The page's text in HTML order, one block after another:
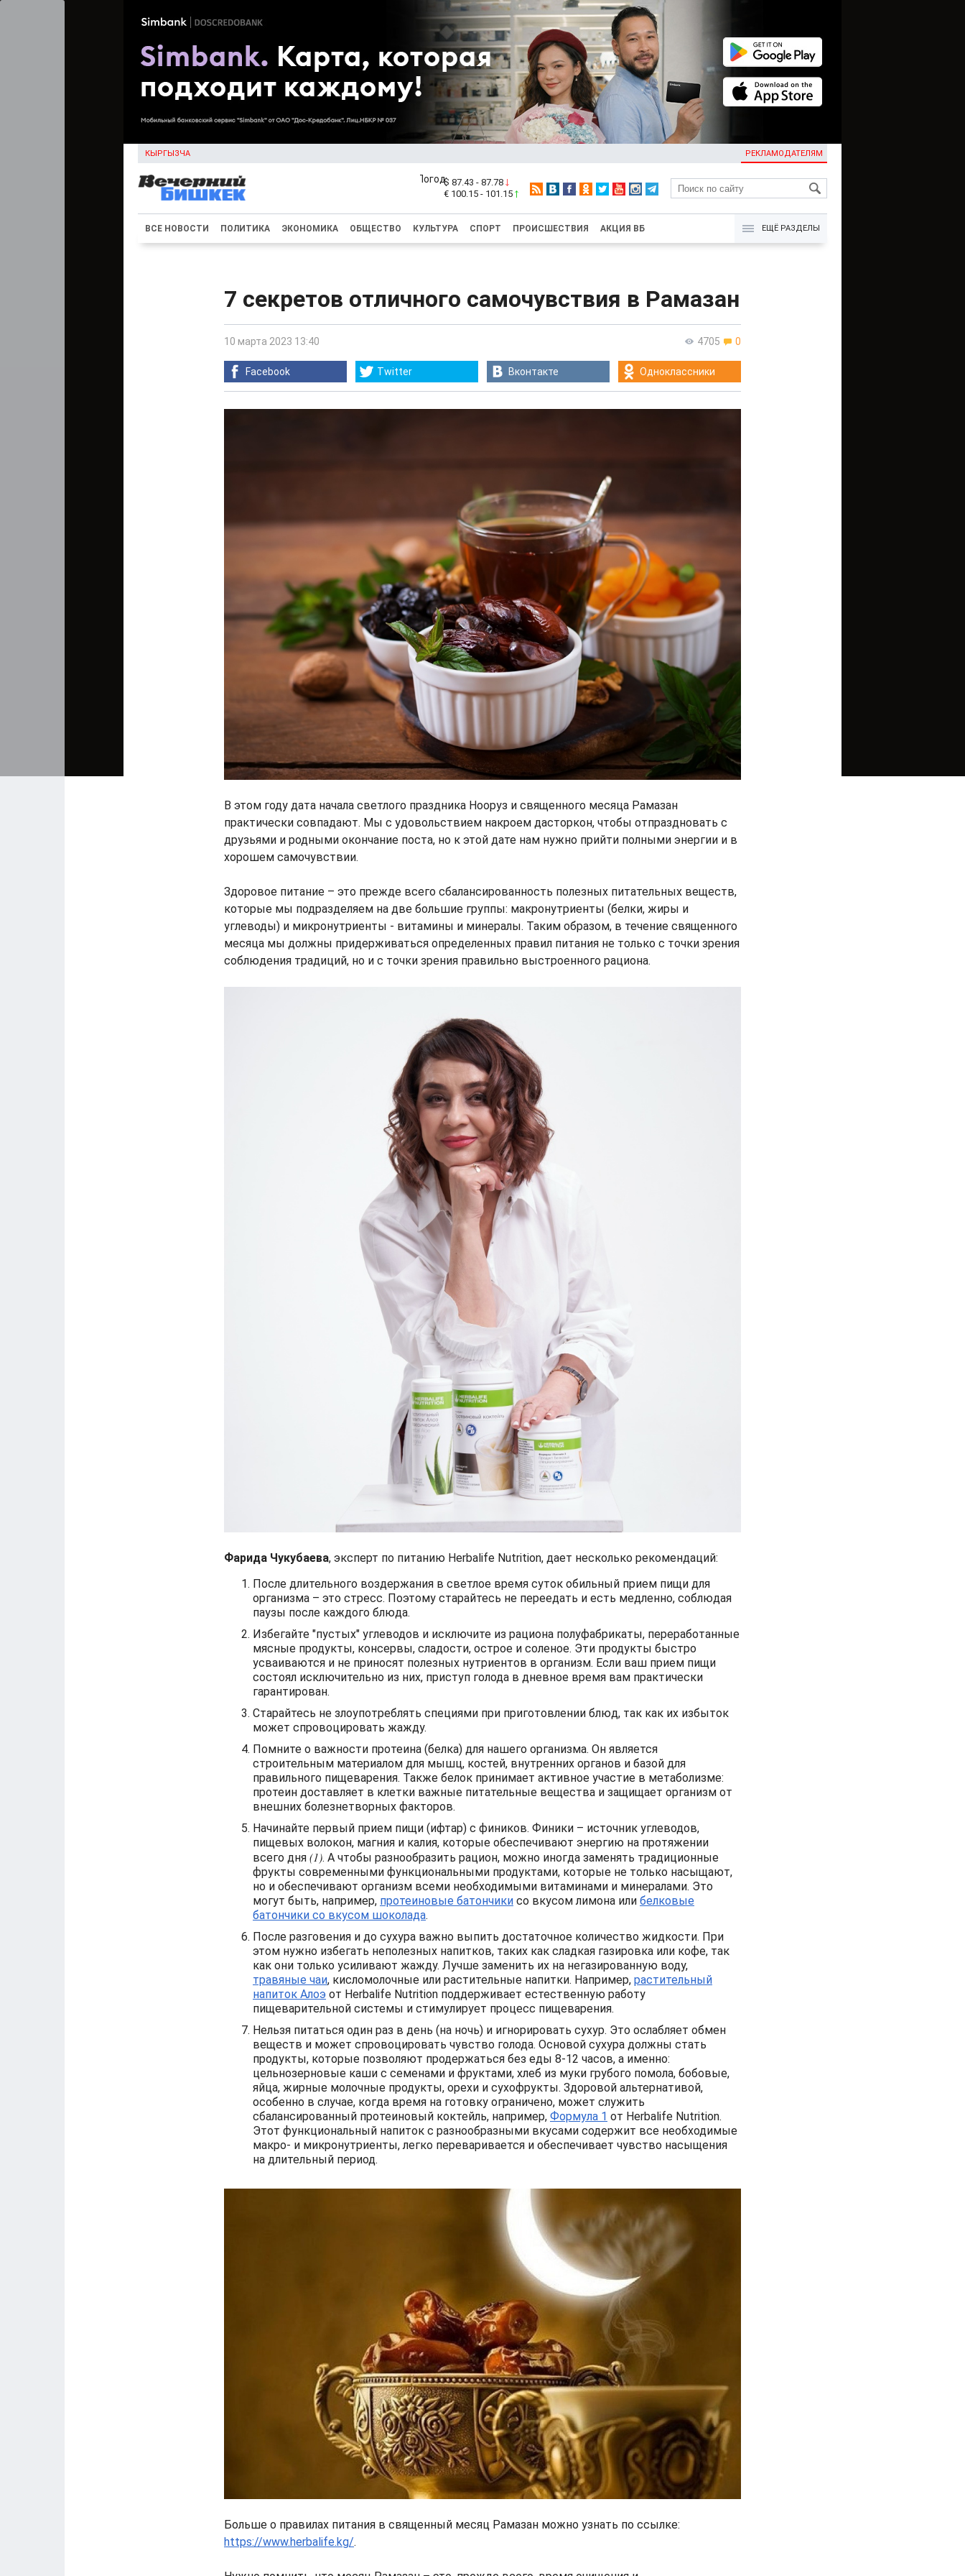
КЫРГЫЗЧА РЕКЛАМОДАТЕЛЯМ
KG
$ 87.43 - 87.78
€ 100.15 - 101.15
ВСЕ НОВОСТИ ПОЛИТИКА ЭКОНОМИКА ОБЩЕСТВО КУЛЬТУРА СПОРТ ПРОИСШЕСТВИЯ АКЦИЯ ВБ ЕЩЁ РАЗДЕЛЫ
7 секретов отличного самочувствия в Рамазан
4705 0
10 марта 2023 13:40
Facebook Twitter Вконтакте Одноклассники
В этом году дата начала светлого праздника Нооруз и священного месяца Рамазан
практически совпадают. Мы с удовольствием накроем дасторкон, чтобы отпраздновать с
друзьями и родными окончание поста, но к этой дате нам нужно прийти полными энергии и в
хорошем самочувствии.
Здоровое питание – это прежде всего сбалансированность полезных питательных веществ,
которые мы подразделяем на две большие группы: макронутриенты (белки, жиры и
углеводы) и микронутриенты - витамины и минералы. Таким образом, в течение священного
месяца мы должны придерживаться определенных правил питания не только с точки зрения
соблюдения традиций, но и с точки зрения правильно выстроенного рациона.
Фарида Чукубаева, эксперт по питанию Herbalife Nutrition, дает несколько рекомендаций:
После длительного воздержания в светлое время суток обильный прием пищи для
организма – это стресс. Поэтому старайтесь не переедать и есть медленно, соблюдая
паузы после каждого блюда.
Избегайте "пустых" углеводов и исключите из рациона полуфабрикаты, переработанные
мясные продукты, консервы, сладости, острое и соленое. Эти продукты быстро
усваиваются и не приносят полезных нутриентов в организм. Если ваш прием пищи
состоял исключительно из них, приступ голода в дневное время вам практически
гарантирован.
Старайтесь не злоупотреблять специями при приготовлении блюд, так как их избыток
может спровоцировать жажду.
Помните о важности протеина (белка) для нашего организма. Он является
строительным материалом для мышц, костей, внутренних органов и базой для
правильного пищеварения. Также белок принимает активное участие в метаболизме:
протеин доставляет в клетки важные питательные вещества и защищает организм от
внешних болезнетворных факторов.
Начинайте первый прием пищи (ифтар) с фиников. Финики – источник углеводов,
пищевых волокон, магния и калия, которые обеспечивают энергию на протяжении
всего дня (1). А чтобы разнообразить рацион, можно иногда заменять традиционные
фрукты современными функциональными продуктами, которые не только насыщают,
но и обеспечивают организм всеми необходимыми витаминами и минералами. Это
могут быть, например, протеиновые батончики со вкусом лимона или белковые
батончики со вкусом шоколада.
После разговения и до сухура важно выпить достаточное количество жидкости. При
этом нужно избегать неполезных напитков, таких как сладкая газировка или кофе, так
как они только усиливают жажду. Лучше заменить их на негазированную воду,
травяные чаи, кисломолочные или растительные напитки. Например, растительный
напиток Алоэ от Herbalife Nutrition поддерживает естественную работу
пищеварительной системы и стимулирует процесс пищеварения.
Нельзя питаться один раз в день (на ночь) и игнорировать сухур. Это ослабляет обмен
веществ и может спровоцировать чувство голода. Основой сухура должны стать
продукты, которые позволяют продержаться без еды 8-12 часов, а именно:
цельнозерновые каши с семенами и фруктами, хлеб из муки грубого помола, бобовые,
яйца, жирные молочные продукты, орехи и сухофрукты. Здоровой альтернативой,
особенно в случае, когда время на готовку ограничено, может служить
сбалансированный протеиновый коктейль, например, Формула 1 от Herbalife Nutrition.
Этот функциональный напиток с разнообразными вкусами содержит все необходимые
макро- и микронутриенты, легко переваривается и обеспечивает чувство насыщения
на длительный период.
Больше о правилах питания в священный месяц Рамазан можно узнать по ссылке:
https://www.herbalife.kg/.